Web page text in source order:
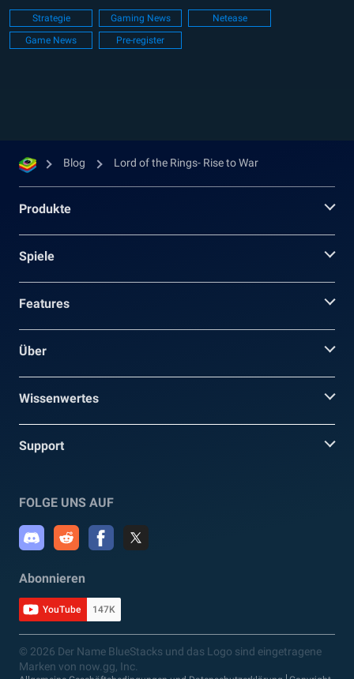
noch knapp einen Monat bis zum Start. Wie Net
Ease Games und Warner Bros Interactive
Entertainment mitteilen, wird das Spiel am 23.
Strategie Gaming News
Netease
Game News
Pre-register
Blog Lord of the Rings- Rise to War
Produkte
Spiele
Features
Über
Wissenwertes
Support
FOLGE UNS AUF
Abonnieren
YouTube 147K
© 2026 Der Name BlueStacks und das Logo sind eingetragene
Marken von now.gg, Inc.